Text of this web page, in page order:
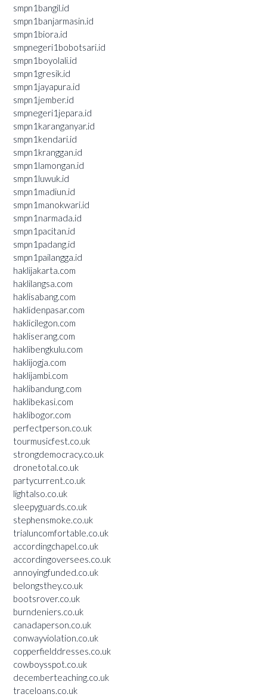
smpn1bangil.id
smpn1banjarmasin.id
smpn1biora.id
smpnegeri1bobotsari.id
smpn1boyolali.id
smpn1gresik.id
smpn1jayapura.id
smpn1jember.id
smpnegeri1jepara.id
smpn1karanganyar.id
smpn1kendari.id
smpn1kranggan.id
smpn1lamongan.id
smpn1luwuk.id
smpn1madiun.id
smpn1manokwari.id
smpn1narmada.id
smpn1pacitan.id
smpn1padang.id
smpn1pailangga.id
haklijakarta.com
haklilangsa.com
haklisabang.com
haklidenpasar.com
haklicilegon.com
hakliserang.com
haklibengkulu.com
haklijogja.com
haklijambi.com
haklibandung.com
haklibekasi.com
haklibogor.com
perfectperson.co.uk
tourmusicfest.co.uk
strongdemocracy.co.uk
dronetotal.co.uk
partycurrent.co.uk
lightalso.co.uk
sleepyguards.co.uk
stephensmoke.co.uk
trialuncomfortable.co.uk
accordingchapel.co.uk
accordingoversees.co.uk
annoyingfunded.co.uk
belongsthey.co.uk
bootsrover.co.uk
burndeniers.co.uk
canadaperson.co.uk
conwayviolation.co.uk
copperfielddresses.co.uk
cowboysspot.co.uk
decemberteaching.co.uk
traceloans.co.uk